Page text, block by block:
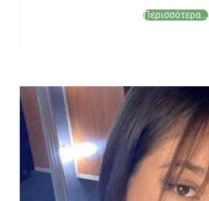
Περισσότερα...